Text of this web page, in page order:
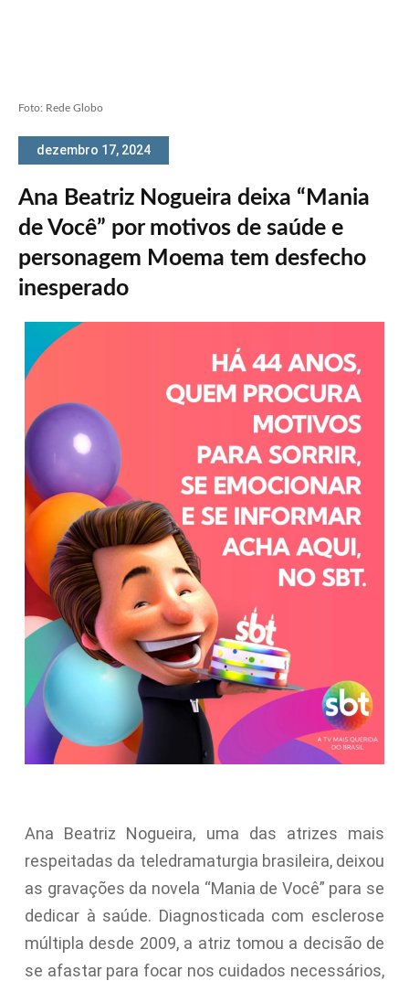
Foto: Rede Globo
dezembro 17, 2024
Ana Beatriz Nogueira deixa “Mania
de Você” por motivos de saúde e
personagem Moema tem desfecho
inesperado
Ana Beatriz Nogueira, uma das atrizes mais
respeitadas da teledramaturgia brasileira, deixou
as gravações da novela “Mania de Você” para se
dedicar à saúde. Diagnosticada com esclerose
múltipla desde 2009, a atriz tomou a decisão de
se afastar para focar nos cuidados necessários,